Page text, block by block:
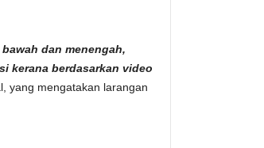
dan menengah,
kerana berdasarkan video
yang mengatakan larangan